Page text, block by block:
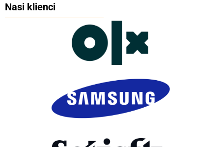
Nasi klienci